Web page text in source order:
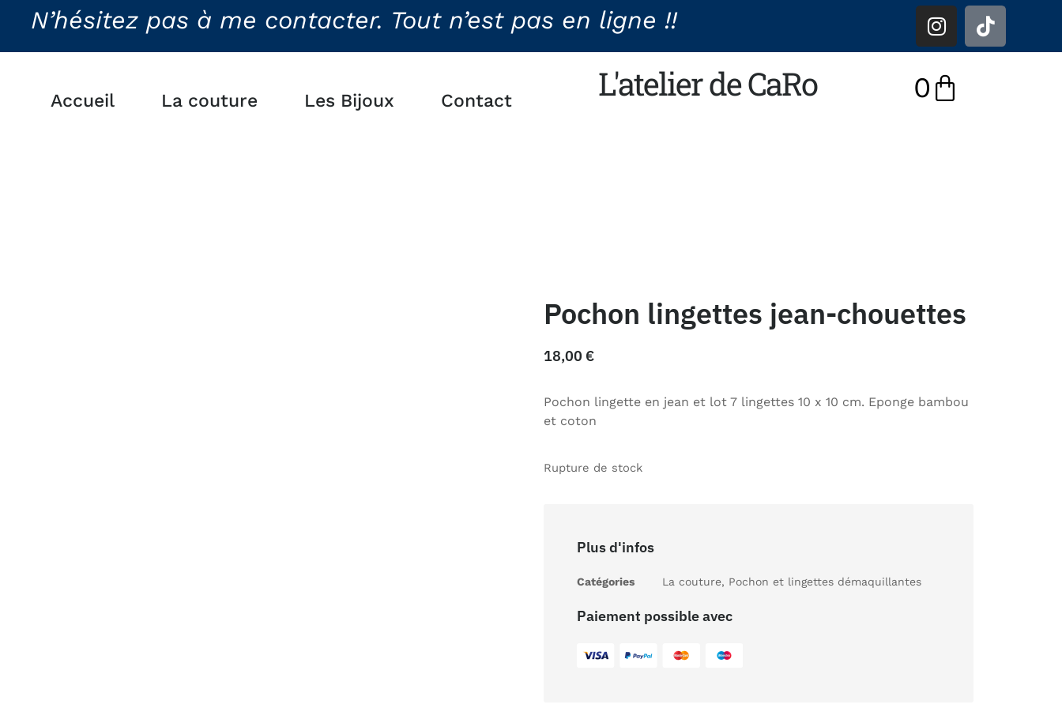
N’hésitez pas à me contacter. Tout n’est pas en ligne !!
Accueil La couture Les Bijoux Contact L'atelier de CaRo 0
Pochon lingettes jean-chouettes
18,00 €
Pochon lingette en jean et lot 7 lingettes 10 x 10 cm. Eponge bambou
et coton
Rupture de stock
Plus d'infos
Catégories La couture, Pochon et lingettes démaquillantes
Paiement possible avec